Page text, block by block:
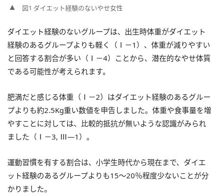
図1 ダイエット経験のないやせ女性
ダイエット経験のないグループは、出生時体重がダイエット
経験のあるグループよりも軽く（Ⅰ－1）、体重が減りやすい
と回答する割合が多い（Ⅰ－4）ことから、潜在的なやせ体質
である可能性が考えられます。
肥満だと感じる体重（Ⅰ－2）はダイエット経験のあるグルー
プよりも約2.5Kg重い数値を申告しました。体重や食事量を増
やすことに対しては、比較的抵抗が無いような認識がみられ
ました（Ⅰ－3, Ⅲ—1）。
運動習慣を有する割合は、小学生時代から現在まで、ダイエ
ット経験のあるグループよりも15～20％程度少ないことが分
かりました。